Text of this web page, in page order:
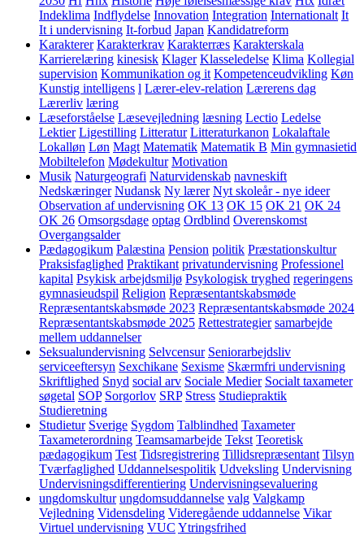
Indeklima Indflydelse Innovation Integration Internationalt It
It i undervisning It-forbud Japan Kandidatreform
Karakterer Karakterkrav Karakterræs Karakterskala
Karrierelæring kinesisk Klager Klasseledelse Klima Kollegial
supervision Kommunikation og it Kompetenceudvikling Køn
Kunstig intelligens l Lærer-elev-relation Lærerens dag
Lærerliv læring
Læseforståelse Læsevejledning læsning Lectio Ledelse
Lektier Ligestilling Litteratur Litteraturkanon Lokalaftale
Lokalløn Løn Magt Matematik Matematik B Min gymnasietid
Mobiltelefon Mødekultur Motivation
Musik Naturgeografi Naturvidenskab navneskift
Nedskæringer Nudansk Ny lærer Nyt skoleår - nye ideer
Observation af undervisning OK 13 OK 15 OK 21 OK 24
OK 26 Omsorgsdage optag Ordblind Overenskomst
Overgangsalder
Pædagogikum Palæstina Pension politik Præstationskultur
Praksisfaglighed Praktikant privatundervisning Professionel
kapital Psykisk arbejdsmiljø Psykologisk tryghed regeringens
gymnasieudspil Religion Repræsentantskabsmøde
Repræsentantskabsmøde 2023 Repræsentantskabsmøde 2024
Repræsentantskabsmøde 2025 Rettestrategier samarbejde
mellem uddannelser
Seksualundervisning Selvcensur Seniorarbejdsliv
serviceeftersyn Sexchikane Sexisme Skærmfri undervisning
Skriftlighed Snyd social arv Sociale Medier Socialt taxameter
søgetal SOP Sorgorlov SRP Stress Studiepraktik
Studieretning
Studietur Sverige Sygdom Talblindhed Taxameter
Taxameterordning Teamsamarbejde Tekst Teoretisk
pædagogikum Test Tidsregistrering Tillidsrepræsentant Tilsyn
Tværfaglighed Uddannelsespolitik Udveksling Undervisning
Undervisningsdifferentiering Undervisningsevaluering
ungdomskultur ungdomsuddannelse valg Valgkamp
Vejledning Vidensdeling Videregående uddannelse Vikar
Virtuel undervisning VUC Ytringsfrihed